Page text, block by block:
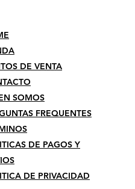
DE VENTA
SOMOS
FREQUENTES
DE PAGOS Y
DE PRIVACIDAD